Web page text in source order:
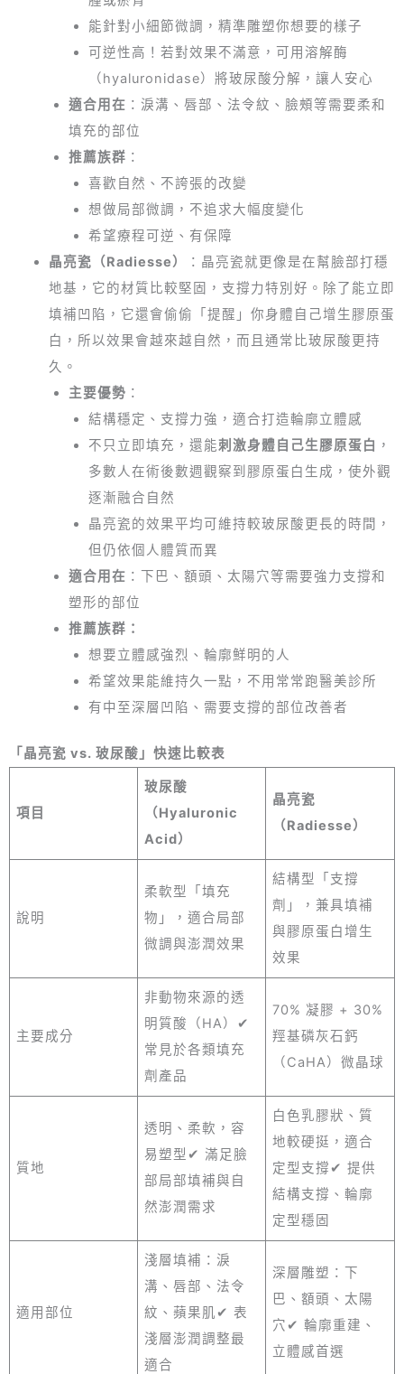
能針對小細節微調，精準雕塑你想要的樣子
可逆性高！若對效果不滿意，可用溶解酶
（hyaluronidase）將玻尿酸分解，讓人安心
適合用在 ：淚溝、唇部、法令紋、臉頰等需要柔和
填充的部位
推薦族群 ：
喜歡自然、不誇張的改變
想做局部微調，不追求大幅度變化
希望療程可逆、有保障
晶亮瓷（Radiesse）
：晶亮瓷就更像是在幫臉部打穩
地基，它的材質比較堅固，支撐力特別好。除了能立即
填補凹陷，它還會偷偷「提醒」你身體自己增生膠原蛋
白，所以效果會越來越自然，而且通常比玻尿酸更持
久。
主要優勢 ：
結構穩定、支撐力強，適合打造輪廓立體感
不只立即填充，還能刺激身體自己生膠原蛋白 ，
多數人在術後數週觀察到膠原蛋白生成，使外觀
逐漸融合自然
晶亮瓷的效果平均可維持較玻尿酸更長的時間，
但仍依個人體質而異
適合用在 ：下巴、額頭、太陽穴等需要強力支撐和
塑形的部位
推薦族群：
想要立體感強烈、輪廓鮮明的人
希望效果能維持久一點，不用常常跑醫美診所
有中至深層凹陷、需要支撐的部位改善者
「晶亮瓷 vs. 玻尿酸」快速比較表
項目
玻尿酸
（Hyaluronic
Acid）
晶亮瓷
（Radiesse）
說明
柔軟型「填充
物」，適合局部
微調與澎潤效果
結構型「支撐
劑」，兼具填補
與膠原蛋白增生
效果
主要成分
非動物來源的透
明質酸（HA）✔
常見於各類填充
劑產品
70% 凝膠 + 30%
羥基磷灰石鈣
（CaHA）微晶球
質地
透明、柔軟，容
易塑型✔ 滿足臉
部局部填補與自
然澎潤需求
白色乳膠狀、質
地較硬挺，適合
定型支撐✔ 提供
結構支撐、輪廓
定型穩固
適用部位
淺層填補：淚
溝、唇部、法令
紋、蘋果肌✔ 表
淺層澎潤調整最
適合
深層雕塑：下
巴、額頭、太陽
穴✔ 輪廓重建、
立體感首選